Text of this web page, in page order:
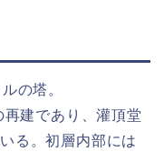
の塔。
建であり、灌頂堂
る。初層内部には